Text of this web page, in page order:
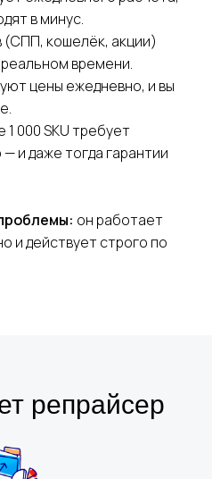
в минус.
(СПП, кошелёк, акции)
времени.
цены ежедневно, и вы
000 SKU требует
и даже тогда гарантии
он работает
и действует строго по
репрайсер